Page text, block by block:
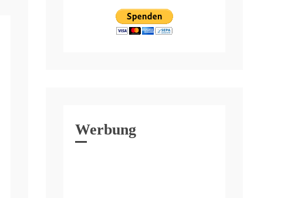
Werbung